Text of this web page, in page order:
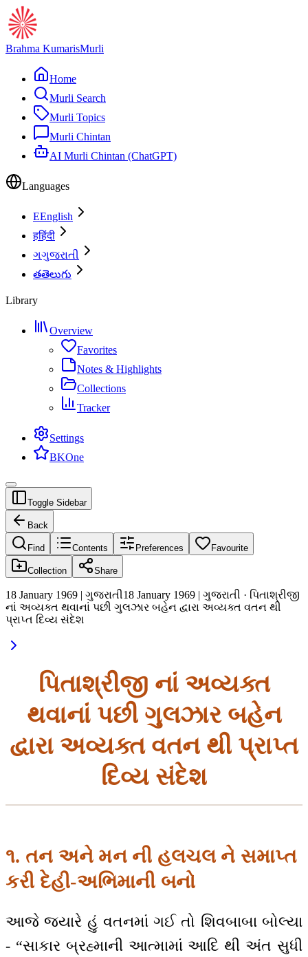
Brahma KumarisMurli
Home
Murli Search
Murli Topics
Murli Chintan
AI Murli Chintan (ChatGPT)
Languages
EEnglish
हहिंदी
ગગુજરાતી
తతెలుగు
Library
Overview
Favorites
Notes & Highlights
Collections
Tracker
Settings
BKOne
Toggle Sidebar
Back
Find Contents Preferences Favourite
Collection Share
18 January 1969 | ગુજરાતી18 January 1969 | ગુજરાતી · પિતાશ્રીજી
નાં અવ્યક્ત થવાનાં પછી ગુલઝાર બહેન દ્વારા અવ્યક્ત વતન થી
પ્રાપ્ત દિવ્ય સંદેશ
પિતાશ્રીજી નાં અવ્યક્ત
થવાનાં પછી ગુલઝાર બહેન
દ્વારા અવ્યક્ત વતન થી પ્રાપ્ત
દિવ્ય સંદેશ
૧. તન અને મન ની હલચલ ને સમાપ્ત
કરી દેહી-અભિમાની બનો
આજે જ્યારે હું વતનમાં ગઈ તો શિવબાબા બોલ્યા
- “સાકાર બ્રહ્માની આત્મામાં આદિ થી અંત સુધી